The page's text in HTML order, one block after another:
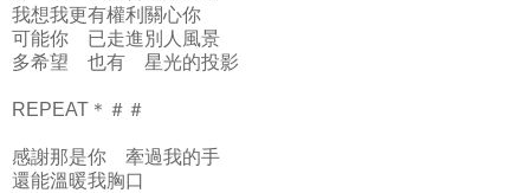
我想我更有權利關心你
可能你 已走進別人風景
多希望 也有 星光的投影
REPEAT＊＃＃
感謝那是你 牽過我的手
還能溫暖我胸口